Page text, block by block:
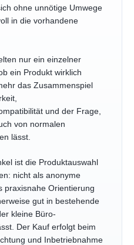
ohne unnötige Umwege
in die vorhandene
nur ein einzelner
ein Produkt wirklich
das Zusammenspiel
und der Frage,
von normalen
lässt.
ist die Produktauswahl
nicht als anonyme
praxisnahe Orientierung
gut in bestehende
kleine Büro-
Der Kauf erfolgt beim
und Inbetriebnahme